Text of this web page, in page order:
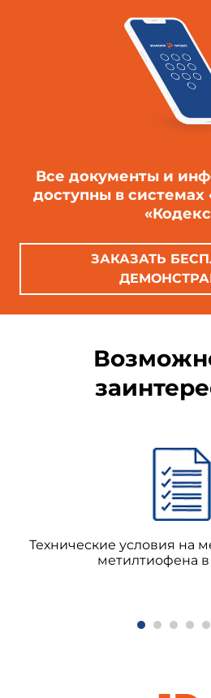
Все документы и
доступны в системах
ЗАКАЗАТЬ
Технические условия на
метилтиофена в